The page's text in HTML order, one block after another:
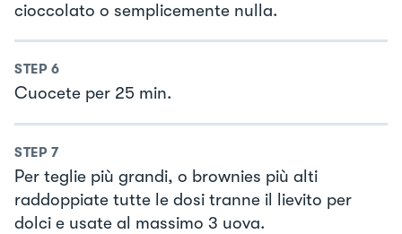
cioccolato o semplicemente nulla.
STEP 6
Cuocete per 25 min.
STEP 7
Per teglie più grandi, o brownies più alti
raddoppiate tutte le dosi tranne il lievito per
dolci e usate al massimo 3 uova.